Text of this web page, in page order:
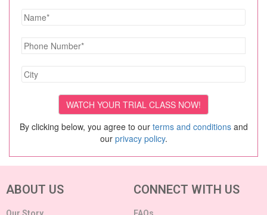
By clicking below, you agree to our terms and conditionsand
our privacy policy.
ABOUT US CONNECT WITH US